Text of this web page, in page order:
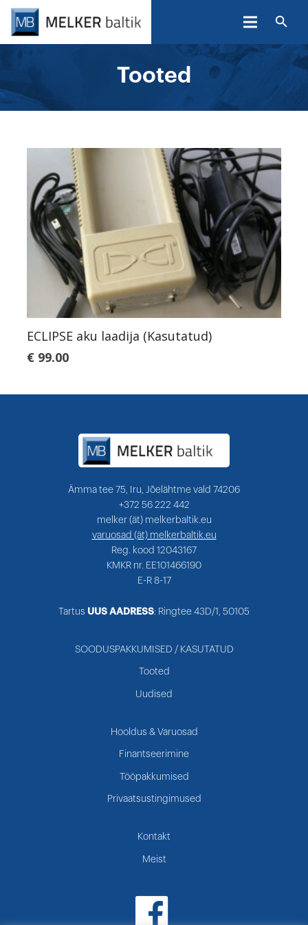
Tooted
ECLIPSE aku laadija (Kasutatud)
€ 99.00
Ämma tee 75, Iru, Jõelähtme vald 74206
+372 56 222 442
melker (ät) melkerbaltik.eu
varuosad (ät) melkerbaltik.eu
Reg. kood 12043167
KMKR nr. EE101466190
E-R 8-17
Tartus UUS AADRESS: Ringtee 43D/1, 50105
SOODUSPAKKUMISED / KASUTATUD
Tooted
Uudised
Hooldus & Varuosad
Finantseerimine
Tööpakkumised
Privaatsustingimused
Kontakt
Meist